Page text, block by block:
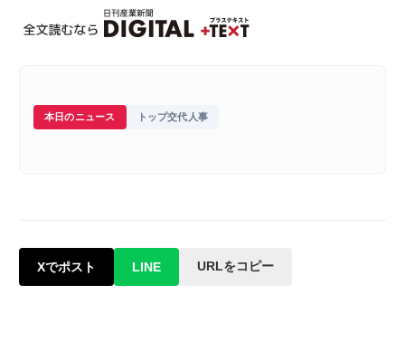
本日のニュース トップ交代人事
Xでポスト LINE URLをコピー